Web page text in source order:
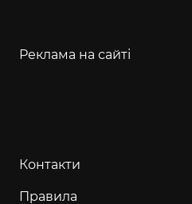
Реклама на сайті
Контакти
Правила